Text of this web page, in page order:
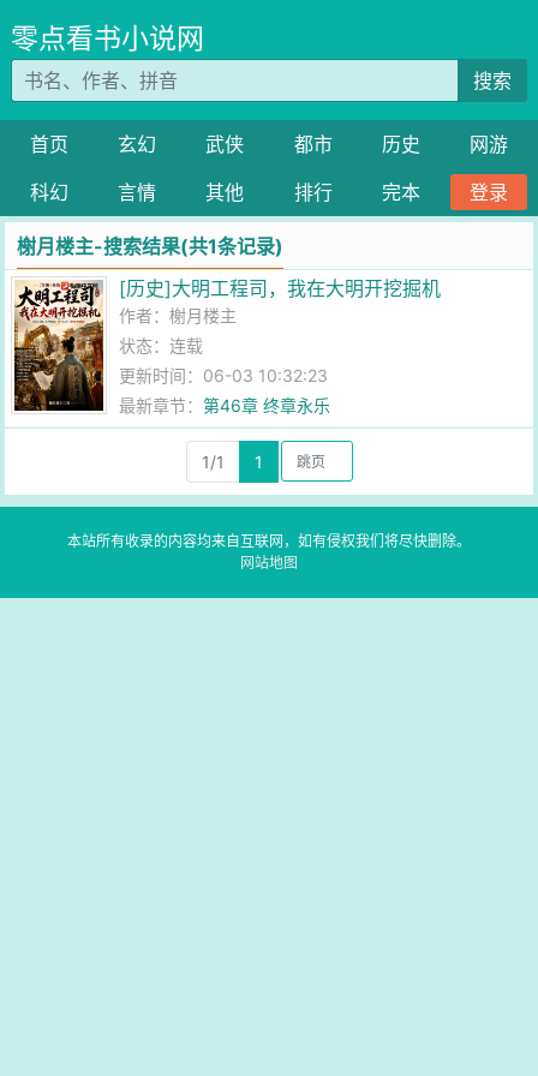
零点看书小说网
搜索
首页 玄幻 武侠 都市 历史
网游
科幻
言情 其他 排行 完本 登录
榭月楼主-搜索结果(共1条记录)
[历史]大明工程司，我在大明开挖掘机
作者：榭月楼主
状态：连载
更新时间：06-03 10:32:23
最新章节：第46章 终章永乐
1/1 1
本站所有收录的内容均来自互联网，如有侵权我们将尽快删除。
网站地图